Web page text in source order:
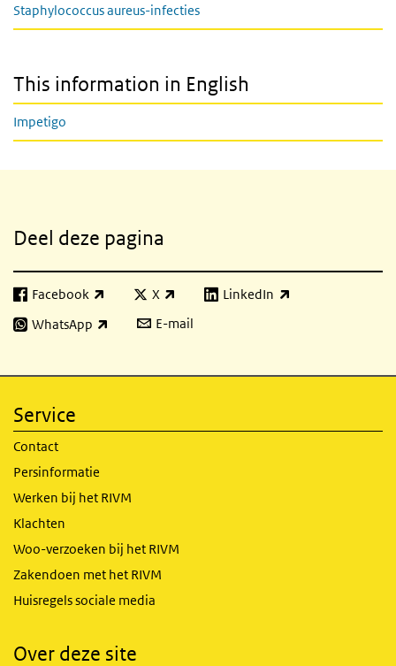
Staphylococcus aureus-infecties
This information in English
Impetigo
Deel deze pagina
Facebook
(externe link) X
(externe link) LinkedIn
(externe link)
WhatsApp
(externe link) E-mail
Service
Contact
Persinformatie
Werken bij het RIVM
Klachten
Woo-verzoeken bij het RIVM
Zakendoen met het RIVM
Huisregels sociale media
Over deze site